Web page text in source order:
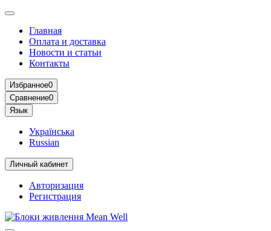
Главная
Оплата и доставка
Новости и статьи
Контакты
Избранное0
Сравнение0
Язык
Українська
Russian
Личный кабинет
Авторизация
Регистрация